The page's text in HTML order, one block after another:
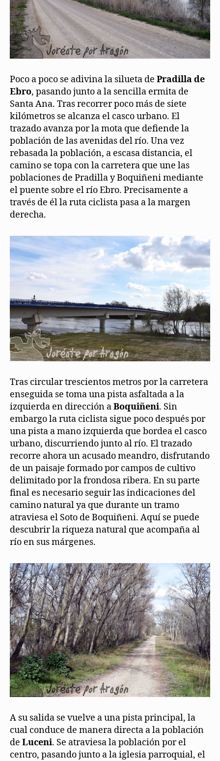
Poco a poco se adivina la silueta de Pradilla de
Ebro, pasando junto a la sencilla ermita de
Santa Ana. Tras recorrer poco más de siete
kilómetros se alcanza el casco urbano. El
trazado avanza por la mota que defiende la
población de las avenidas del río. Una vez
rebasada la población, a escasa distancia, el
camino se topa con la carretera que une las
poblaciones de Pradilla y Boquiñeni mediante
el puente sobre el río Ebro. Precisamente a
través de él la ruta ciclista pasa a la margen
derecha.
Tras circular trescientos metros por la carretera
enseguida se toma una pista asfaltada a la
izquierda en dirección aBoquiñeni. Sin
embargo la ruta ciclista sigue poco después por
una pista a mano izquierda que bordea el casco
urbano, discurriendo junto al río. El trazado
recorre ahora un acusado meandro, disfrutando
de un paisaje formado por campos de cultivo
delimitado por la frondosa ribera. En su parte
final es necesario seguir las indicaciones del
camino natural ya que durante un tramo
atraviesa el Soto de Boquiñeni. Aquí se puede
descubrir la riqueza natural que acompaña al
río en sus márgenes.
A su salida se vuelve a una pista principal, la
cual conduce de manera directa a la población
de Luceni. Se atraviesa la población por el
centro, pasando junto a la iglesia parroquial, el